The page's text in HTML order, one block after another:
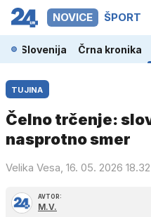
NOVICE ŠPORT
Slovenija Črna kronika
TUJINA
Čelno trčenje:
nasprotno smer
Velika Vesa, 16. 05. 2026 18.32
AVTOR:
M.V.